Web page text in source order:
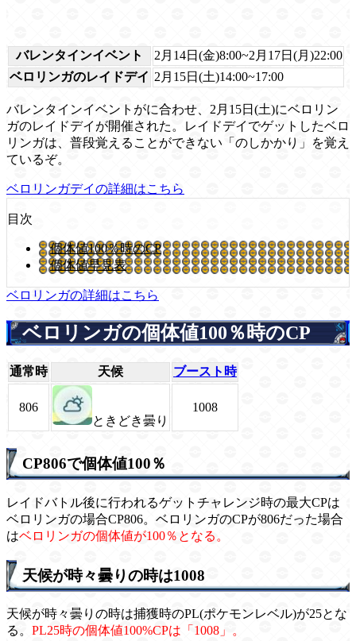
バレンタインイベント
2月14日(金)8:00~2月17日(月)22:00
ベロリンガのレイドデイ 2月15日(土)14:00~17:00
バレンタインイベントがに合わせ、2月15日(土)にベロリン
ガのレイドデイが開催された。レイドデイでゲットしたベロ
リンガは、普段覚えることができない「のしかかり」を覚え
ているぞ。
ベロリンガデイの詳細はこちら
目次
個体値100％時のCP
個体値早見表
ベロリンガの詳細はこちら
ベロリンガの個体値100％時のCP
通常時 天候 ブースト時
806
ときどき曇り
1008
CP806で個体値100％
レイドバトル後に行われるゲットチャレンジ時の最大CPは
ベロリンガの場合CP806。ベロリンガのCPが806だった場合
はベロリンガの個体値が100％となる。
天候が時々曇りの時は1008
天候が時々曇りの時は捕獲時のPL(ポケモンレベル)が25とな
る。 PL25時の個体値100%CPは「1008」。